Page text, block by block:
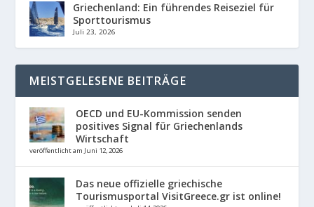
Griechenland: Ein führendes Reiseziel für
Sporttourismus
Juli 23, 2026
MEISTGELESENE BEITRÄGE
OECD und EU-Kommission senden
positives Signal für Griechenlands
Wirtschaft
veröffentlicht am Juni 12, 2026
Das neue offizielle griechische
Tourismusportal VisitGreece.gr ist online!